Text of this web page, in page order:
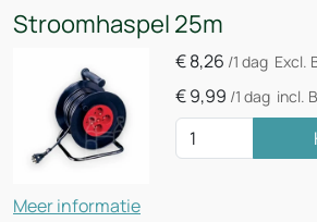
Stroomhaspel 25m
€8,26 /1 dag Excl.
€9,99 /1 dag incl.
Meer informatie